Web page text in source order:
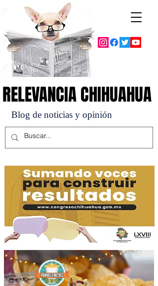
Blog de noticias y opinión
RELEVANCIA CHIHUAHUA
RELEVANCIA CHIHUAHUA